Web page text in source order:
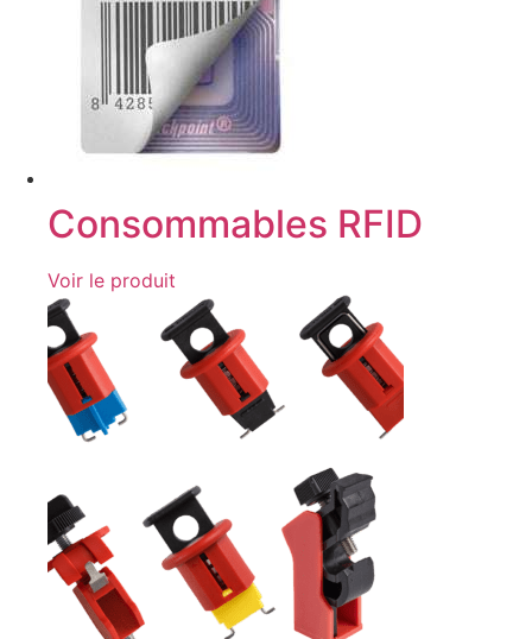
Consommables RFID
Voir le produit